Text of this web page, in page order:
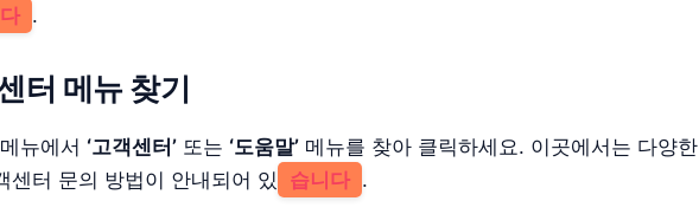
.
터 메뉴 찾기
뉴에서 ‘고객센터’ 또는 ‘도움말’ 메뉴를 찾아 클릭하세요. 이곳에서는 다양한
센터 문의 방법이 안내되어 있
습니다 .